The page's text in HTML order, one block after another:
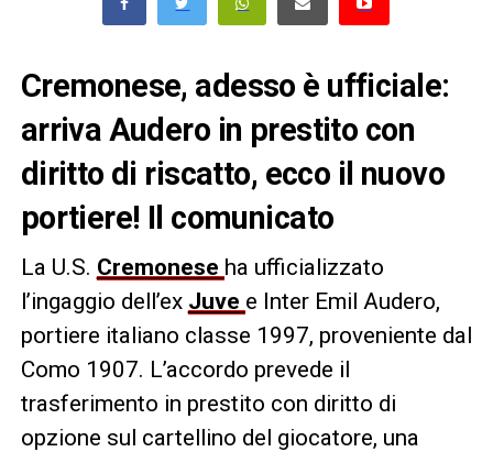
Cremonese, adesso è ufficiale:
arriva Audero in prestito con
diritto di riscatto, ecco il nuovo
portiere! Il comunicato
La U.S. Cremonese ha ufficializzato
l’ingaggio dell’ex Juve e Inter Emil Audero,
portiere italiano classe 1997, proveniente dal
Como 1907. L’accordo prevede il
trasferimento in prestito con diritto di
opzione sul cartellino del giocatore, una